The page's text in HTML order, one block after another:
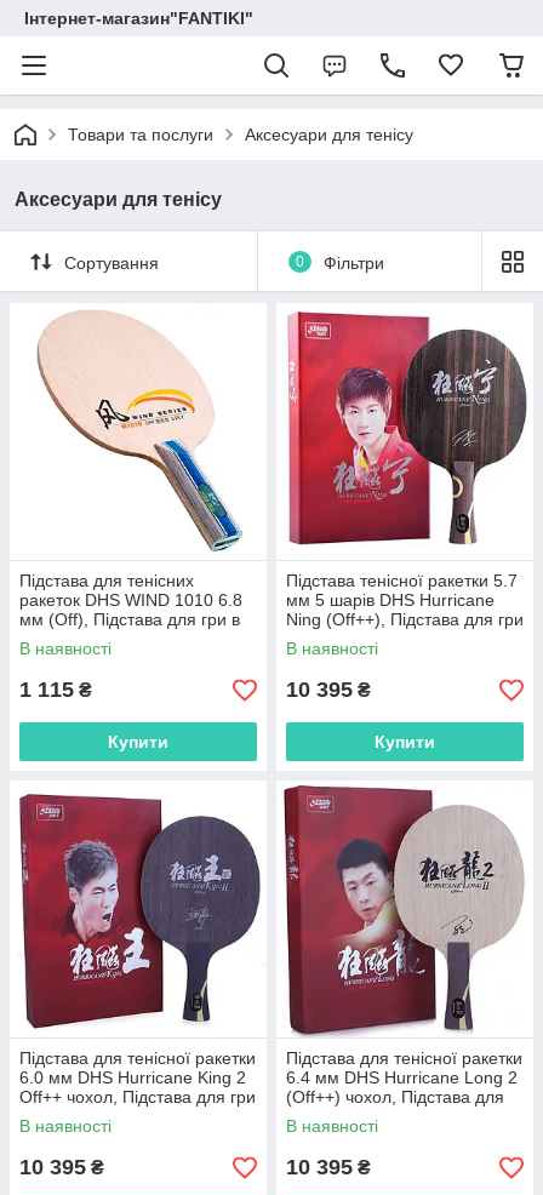
Інтернет-магазин"FANTIKI"
Товари та послуги Аксесуари для тенісу
Аксесуари для тенісу
Сортування 0 Фільтри
Підстава для тенісних
ракеток DHS WIND 1010 6.8
мм (Off), Підстава для гри в
настільний теніс 5-шарова
В наявності
1 115 ₴
Купити
Підстава тенісної ракетки 5.7
мм 5 шарів DHS Hurricane
Ning (Off++), Підстава для гри
в настільний теніс
В наявності
10 395 ₴
Купити
Підстава для тенісної ракетки
6.0 мм DHS Hurricane King 2
Off++ чохол, Підстава для гри
в настільний теніс
В наявності
10 395 ₴
Підстава для тенісної ракетки
6.4 мм DHS Hurricane Long 2
(Off++) чохол, Підстава для
гри в теніс 7 шарів
В наявності
10 395 ₴